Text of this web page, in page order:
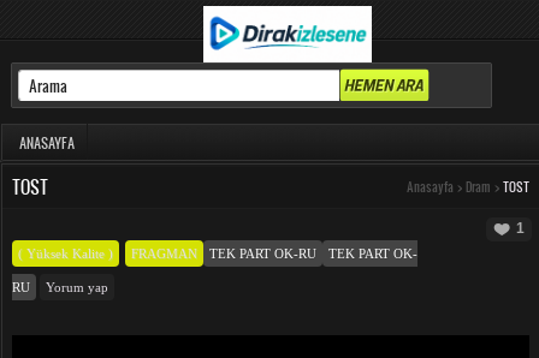
ANASAYFA
TOST Anasayfa > Dram > TOST
1
( Yüksek Kalite ) FRAGMAN TEK PART OK-RU TEK PART OK-
RU Yorum yap